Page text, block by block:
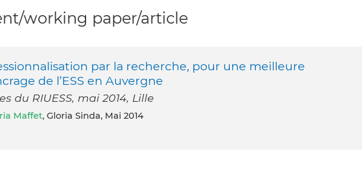
working paper/article
par la recherche, pour une meilleure
de l’ESS en Auvergne
du RIUESS, mai 2014, Lille
Maffet, Gloria Sinda, Mai 2014